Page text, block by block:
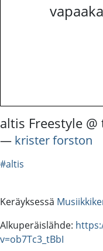
altis Freestyle
― krister forston
#altis
Keräyksessä
Alkuperäislähde:
v=ob7Tc3_tBbI